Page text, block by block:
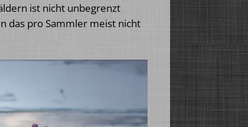
ist nicht unbegrenzt
das pro Sammler meist nicht